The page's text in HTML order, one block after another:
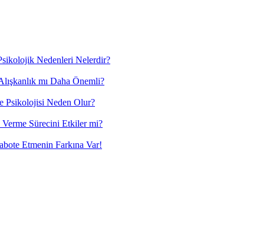
Nedenleri Nelerdir?
mı Daha Önemli?
Psikolojisi Neden Olur?
Sürecini Etkiler mi?
Etmenin Farkına Var!